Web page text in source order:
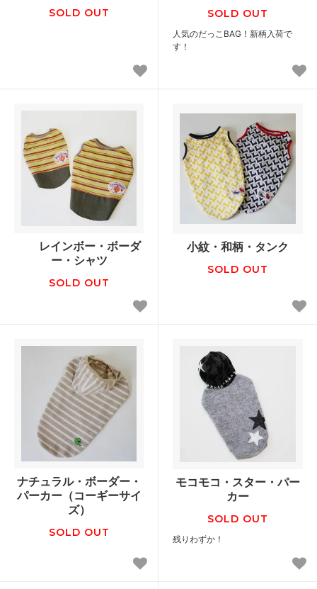
SOLD OUT SOLD OUT
人気のだっこBAG！新柄入荷で
す！
レインボー・ボーダ
ー・シャツ
SOLD OUT
小紋・和柄・タンク
SOLD OUT
ナチュラル・ボーダー・
パーカー（コーギーサイ
ズ）
SOLD OUT
モコモコ・スター・パー
カー
SOLD OUT
残りわずか！